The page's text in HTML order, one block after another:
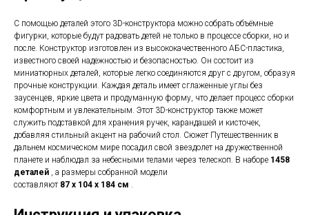
С помощью деталей этого 3D-конструктора можно собрать объёмные
фигурки, которые будут радовать детей не только в процессе сборки, но и
после. Конструктор изготовлен из высококачественного АБС-пластика,
известного своей надежностью и безопасностью. Он состоит из
миниатюрных деталей, которые легко соединяются друг с другом, образуя
прочные конструкции. Каждая деталь имеет сглаженные углы без
заусенцев, яркие цвета и продуманную форму, что делает процесс сборки
комфортным и увлекательным. Этот 3D-конструктор также может
служить подставкой для хранения ручек, карандашей и кисточек,
добавляя стильный акцент на рабочий стол. Сюжет Путешественник в
дальнем космическом мире посадил свой звездолет на дружественной
планете и наблюдал за небесными телами через телескоп. В наборе 1458
деталей , а размеры собранной модели
составляют 87 х 104 х 184 см .